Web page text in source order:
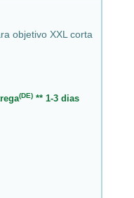
objetivo XXL corta
(DE) ** 1-3 dias